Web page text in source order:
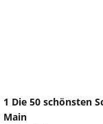
1 Die 50 schönsten
Main